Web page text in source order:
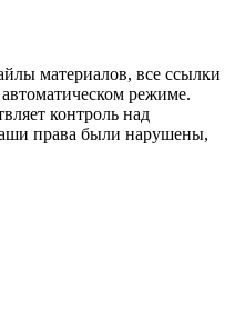
материалов, все ссылки
режиме.
контроль над
права были нарушены,